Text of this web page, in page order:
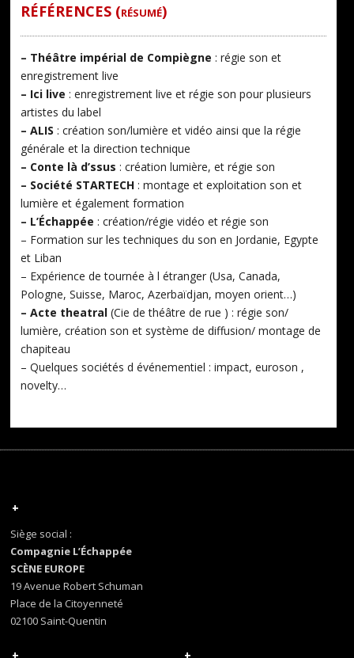
RÉFÉRENCES (résumé)
– Théâtre impérial de Compiègne : régie son et
enregistrement live
– Ici live : enregistrement live et régie son pour plusieurs
artistes du label
– ALIS : création son/lumière et vidéo ainsi que la régie
générale et la direction technique
– Conte là d’ssus : création lumière, et régie son
– Société STARTECH : montage et exploitation son et
lumière et également formation
– L’Échappée : création/régie vidéo et régie son
– Formation sur les techniques du son en Jordanie, Egypte
et Liban
– Expérience de tournée à l étranger (Usa, Canada,
Pologne, Suisse, Maroc, Azerbaïdjan, moyen orient…)
– Acte theatral (Cie de théâtre de rue ) : régie son/
lumière, création son et système de diffusion/ montage de
chapiteau
– Quelques sociétés d événementiel : impact, euroson ,
novelty…
+
Siège social :
Compagnie L’Échappée
SCÈNE EUROPE
19 Avenue Robert Schuman
Place de la Citoyenneté
02100 Saint-Quentin